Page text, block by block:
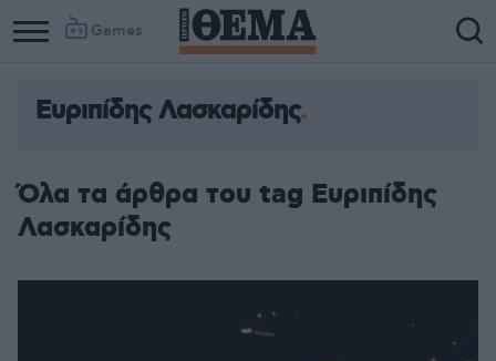
Games
Ευριπίδης Λασκαρίδης
Όλα τα άρθρα του tag Ευριπίδης
Λασκαρίδης